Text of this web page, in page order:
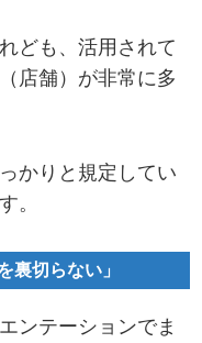
ども、活用されて
店舗）が非常に多
かりと規定してい
。
裏切らない」
ンテーションでま